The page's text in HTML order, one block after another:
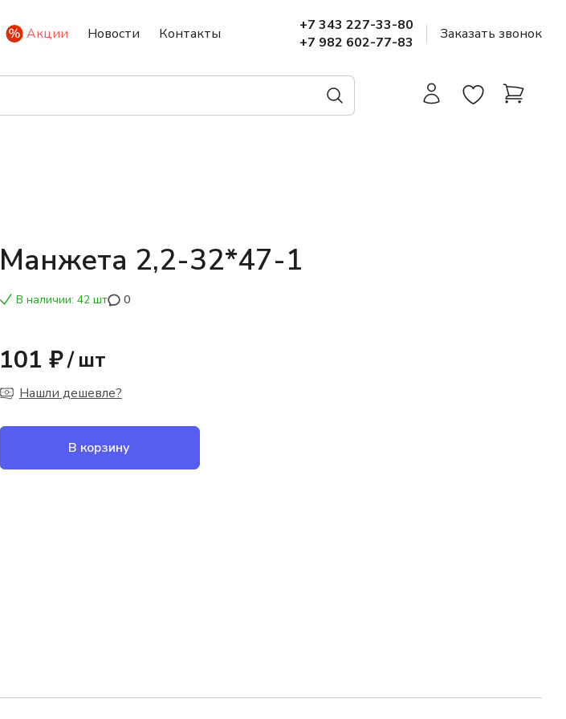
Акции Новости Контакты
+7 343 227-33-80
+7 982 602-77-83
Заказать звонок
Манжета 2,2-32*47-1
В наличии: 42 шт 0
101 ₽/ шт
Нашли дешевле?
В корзину